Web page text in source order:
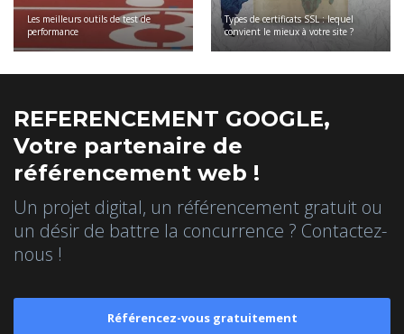
Les meilleurs outils de test de
performance
Types de certificats SSL : lequel
convient le mieux à votre site ?
REFERENCEMENT GOOGLE,
Votre partenaire de
référencement web !
Un projet digital, un référencement gratuit ou
un désir de battre la concurrence ? Contactez-
nous !
Référencez-vous gratuitement